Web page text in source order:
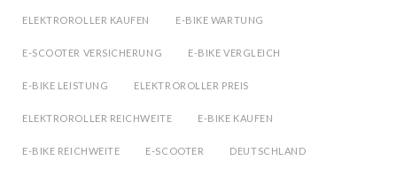
ELEKTROROLLER KAUFEN E-BIKE WARTUNG
E-SCOOTER VERSICHERUNG E-BIKE VERGLEICH
E-BIKE LEISTUNG ELEKTROROLLER PREIS
ELEKTROROLLER REICHWEITE E-BIKE KAUFEN
E-BIKE REICHWEITE E-SCOOTER DEUTSCHLAND